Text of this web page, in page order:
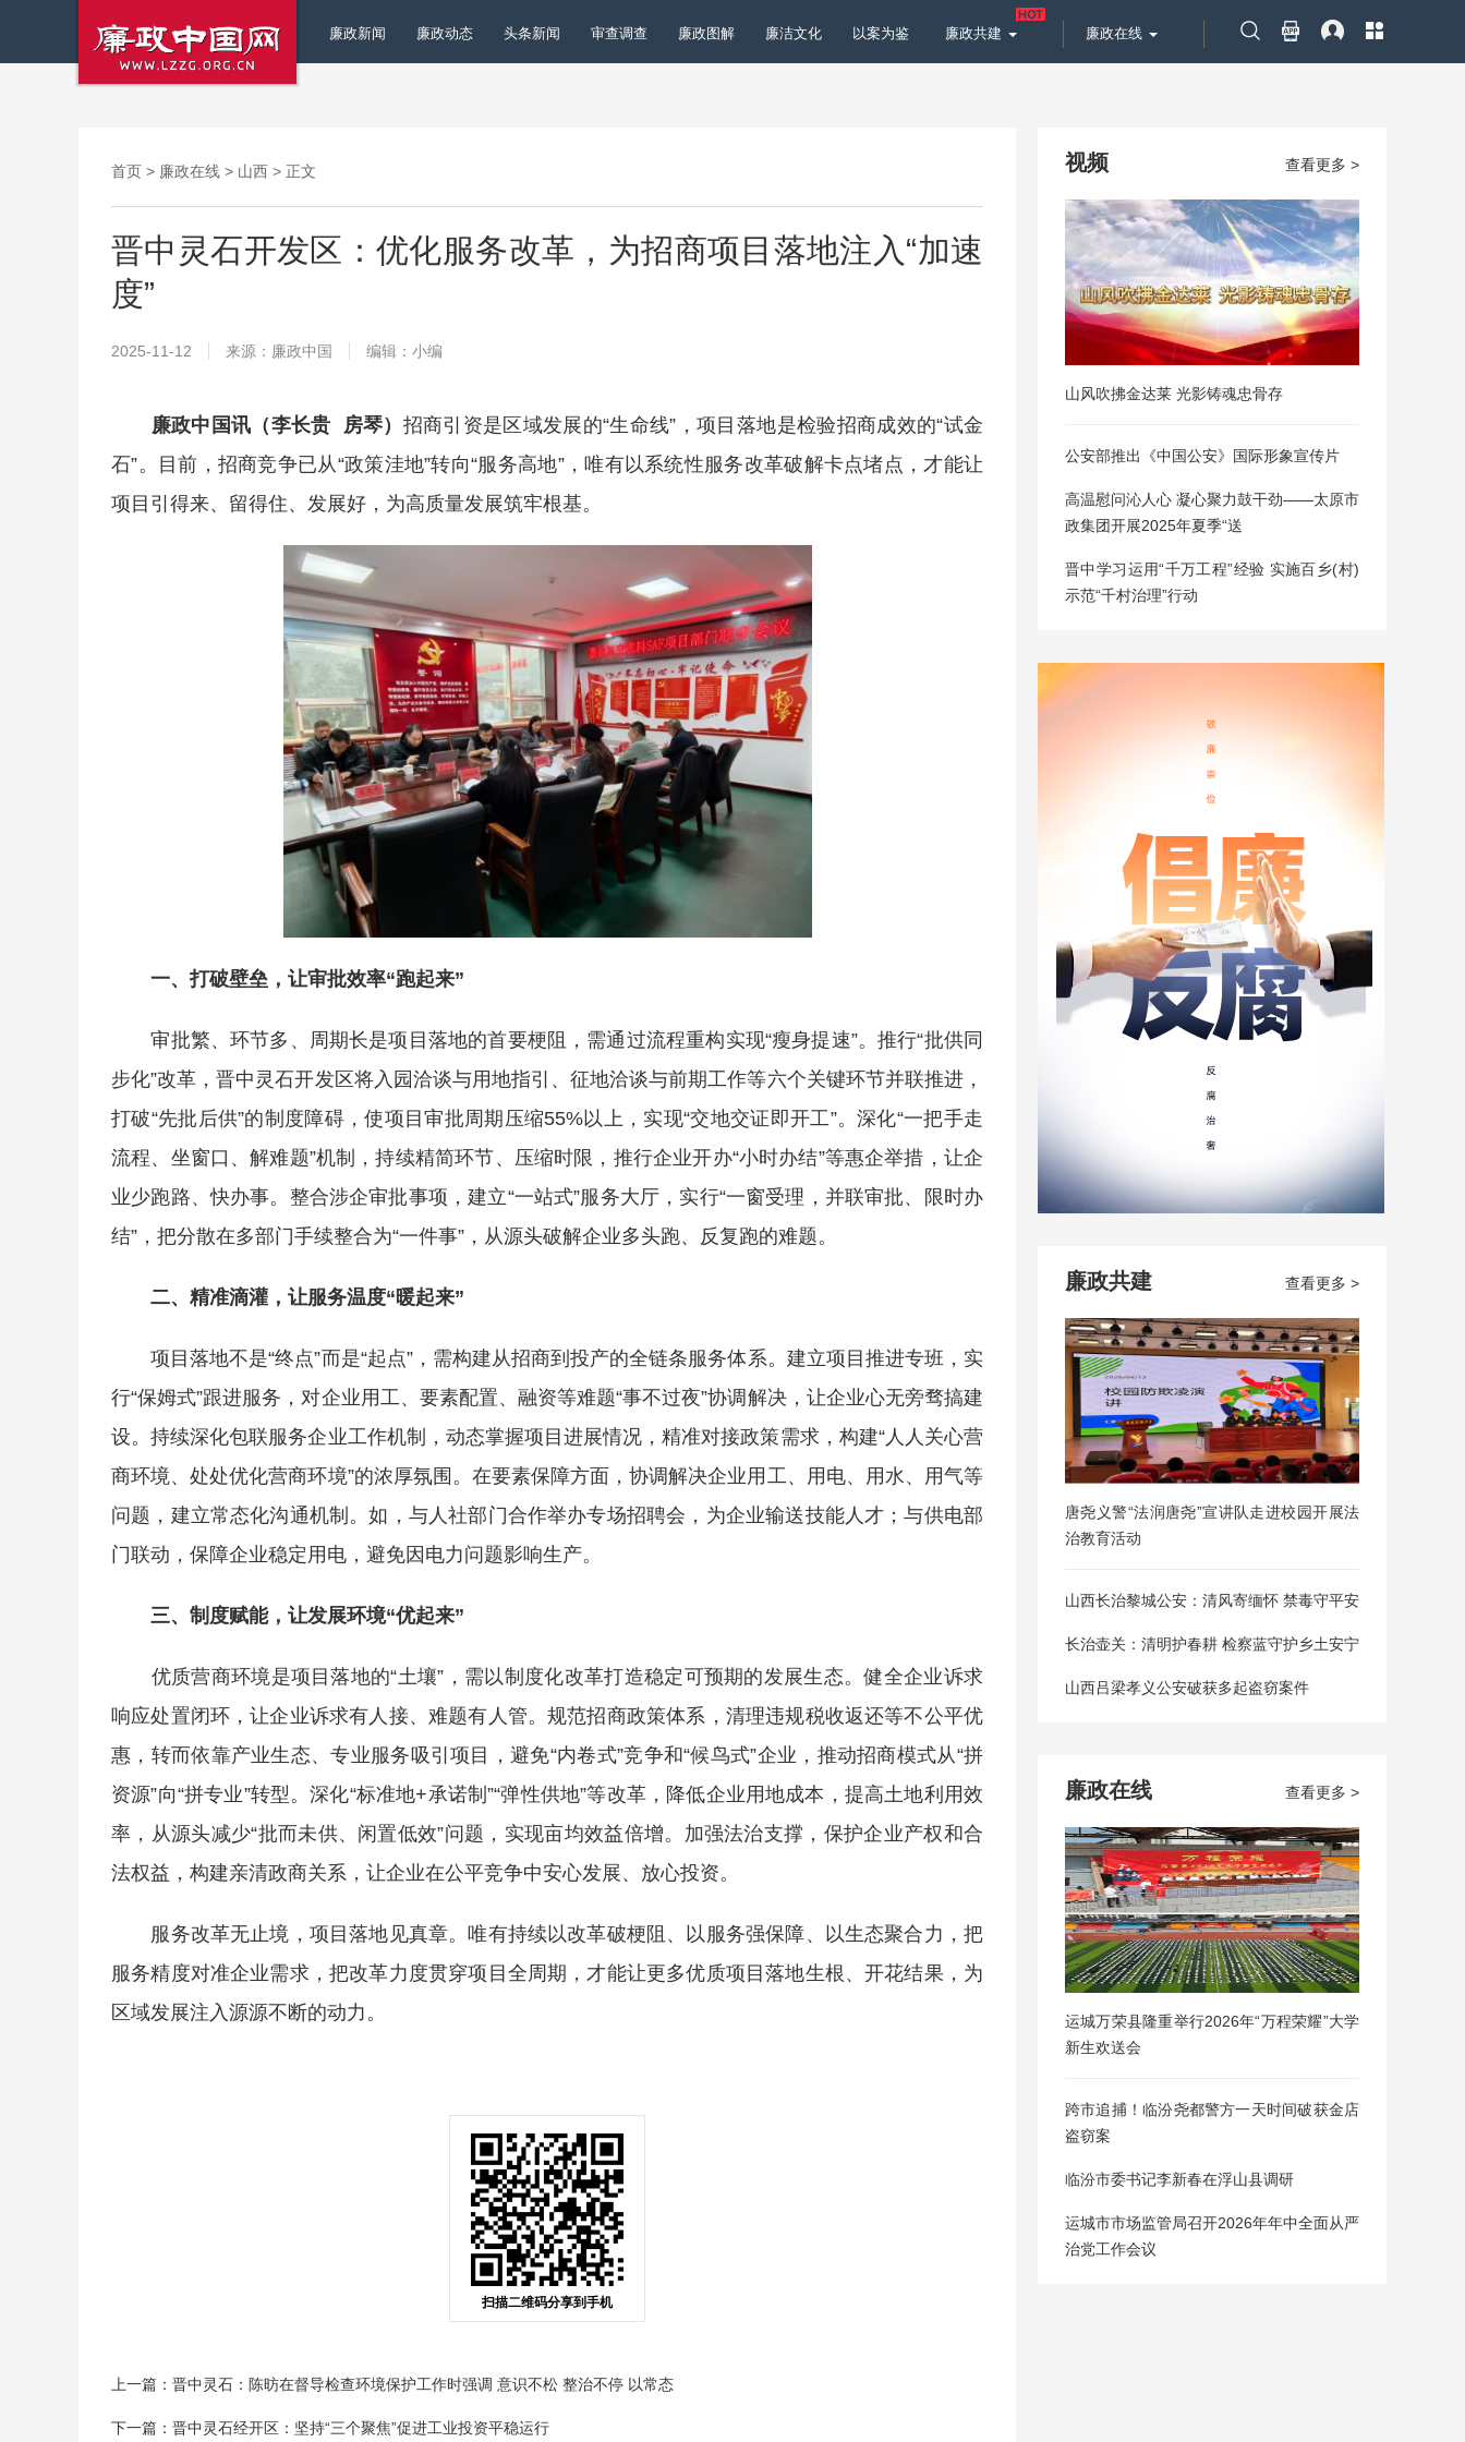
廉政新闻 廉政动态 头条新闻 审查调查 廉政图解 廉洁文化 以案为鉴 廉政共建 廉政在线
首页 > 廉政在线 > 山西 > 正文
晋中灵石开发区：优化服务改革，为招商项目落地注入“加速
度”
2025-11-12 来源：廉政中国 编辑：小编
廉政中国讯（李长贵 房琴） 招商引资是区域发展的“生命线”，项目落地是检验招商成效的“试金
石”。目前，招商竞争已从“政策洼地”转向“服务高地”，唯有以系统性服务改革破解卡点堵点，才能让
项目引得来、留得住、发展好，为高质量发展筑牢根基。
一、打破壁垒，让审批效率“跑起来”
审批繁、环节多、周期长是项目落地的首要梗阻，需通过流程重构实现“瘦身提速”。推行“批供同
步化”改革，晋中灵石开发区将入园洽谈与用地指引、征地洽谈与前期工作等六个关键环节并联推进，
打破“先批后供”的制度障碍，使项目审批周期压缩55%以上，实现“交地交证即开工”。深化“一把手走
流程、坐窗口、解难题”机制，持续精简环节、压缩时限，推行企业开办“小时办结”等惠企举措，让企
业少跑路、快办事。整合涉企审批事项，建立“一站式”服务大厅，实行“一窗受理，并联审批、限时办
结”，把分散在多部门手续整合为“一件事”，从源头破解企业多头跑、反复跑的难题。
二、精准滴灌，让服务温度“暖起来”
项目落地不是“终点”而是“起点”，需构建从招商到投产的全链条服务体系。建立项目推进专班，实
行“保姆式”跟进服务，对企业用工、要素配置、融资等难题“事不过夜”协调解决，让企业心无旁骛搞建
设。持续深化包联服务企业工作机制，动态掌握项目进展情况，精准对接政策需求，构建“人人关心营
商环境、处处优化营商环境”的浓厚氛围。在要素保障方面，协调解决企业用工、用电、用水、用气等
问题，建立常态化沟通机制。如，与人社部门合作举办专场招聘会，为企业输送技能人才；与供电部
门联动，保障企业稳定用电，避免因电力问题影响生产。
三、制度赋能，让发展环境“优起来”
优质营商环境是项目落地的“土壤”，需以制度化改革打造稳定可预期的发展生态。健全企业诉求
响应处置闭环，让企业诉求有人接、难题有人管。规范招商政策体系，清理违规税收返还等不公平优
惠，转而依靠产业生态、专业服务吸引项目，避免“内卷式”竞争和“候鸟式”企业，推动招商模式从“拼
资源”向“拼专业”转型。深化“标准地+承诺制”“弹性供地”等改革，降低企业用地成本，提高土地利用效
率，从源头减少“批而未供、闲置低效”问题，实现亩均效益倍增。加强法治支撑，保护企业产权和合
法权益，构建亲清政商关系，让企业在公平竞争中安心发展、放心投资。
服务改革无止境，项目落地见真章。唯有持续以改革破梗阻、以服务强保障、以生态聚合力，把
服务精度对准企业需求，把改革力度贯穿项目全周期，才能让更多优质项目落地生根、开花结果，为
区域发展注入源源不断的动力。
扫描二维码分享到手机
上一篇：晋中灵石：陈昉在督导检查环境保护工作时强调 意识不松 整治不停 以常态
下一篇：晋中灵石经开区：坚持“三个聚焦”促进工业投资平稳运行
查看更多 >
视频
山风吹拂金达莱 光影铸魂忠骨存
公安部推出《中国公安》国际形象宣传片
高温慰问沁人心 凝心聚力鼓干劲——太原市
政集团开展2025年夏季“送
晋中学习运用“千万工程”经验 实施百乡(村)
示范“千村治理”行动
查看更多 >
廉政共建
唐尧义警“法润唐尧”宣讲队走进校园开展法
治教育活动
山西长治黎城公安：清风寄缅怀 禁毒守平安
长治壶关：清明护春耕 检察蓝守护乡土安宁
山西吕梁孝义公安破获多起盗窃案件
查看更多 >
廉政在线
运城万荣县隆重举行2026年“万程荣耀”大学
新生欢送会
跨市追捕！临汾尧都警方一天时间破获金店
盗窃案
临汾市委书记李新春在浮山县调研
运城市市场监管局召开2026年年中全面从严
治党工作会议